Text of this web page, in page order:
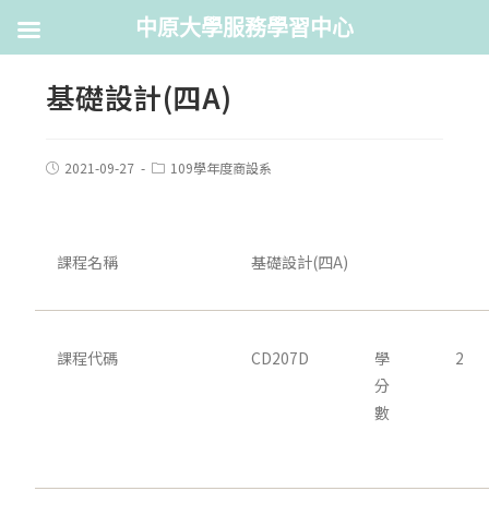
基礎設計(四A)
2021-09-27 109學年度商設系
課程名稱 基礎設計(四A)
課程代碼 CD207D
學
分
數
2
中原大學服務學習中心